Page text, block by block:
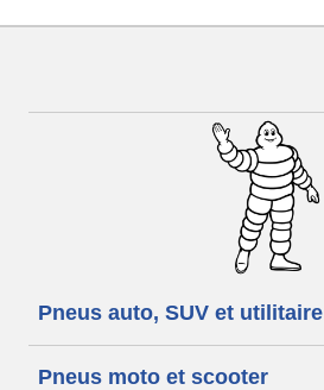
Pneus auto, SUV et utilitaire
Pneus moto et scooter